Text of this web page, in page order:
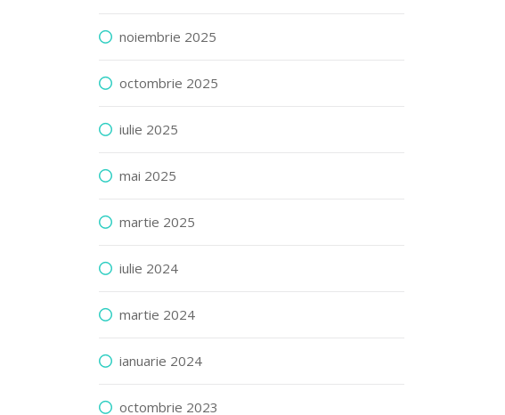
noiembrie 2025
octombrie 2025
iulie 2025
mai 2025
martie 2025
iulie 2024
martie 2024
ianuarie 2024
octombrie 2023